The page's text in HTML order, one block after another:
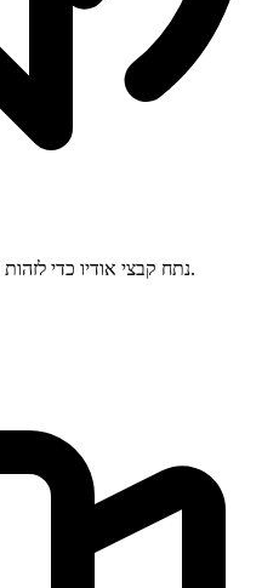
נתח קבצי אודיו כדי לזהות ולפענח אותות קוד מורס בדיוק גבוה.